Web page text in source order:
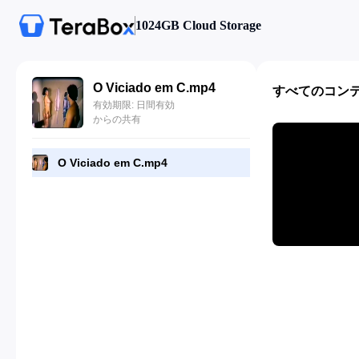
1024GB Cloud Storage
O Viciado em C.mp4
有効期限: 日間有効
からの共有
O Viciado em C.mp4
すべてのコン